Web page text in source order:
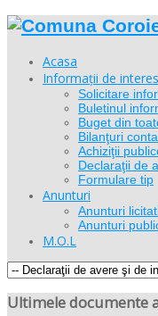
Acasa
Informații de
Solicitare
Buletinul
Buget din
Bilanţuri
Achiziţii
Declaraţii de
Formulare tip
Anunturi
Anunturi
Anunturi
M.O.L
Ultimele documente